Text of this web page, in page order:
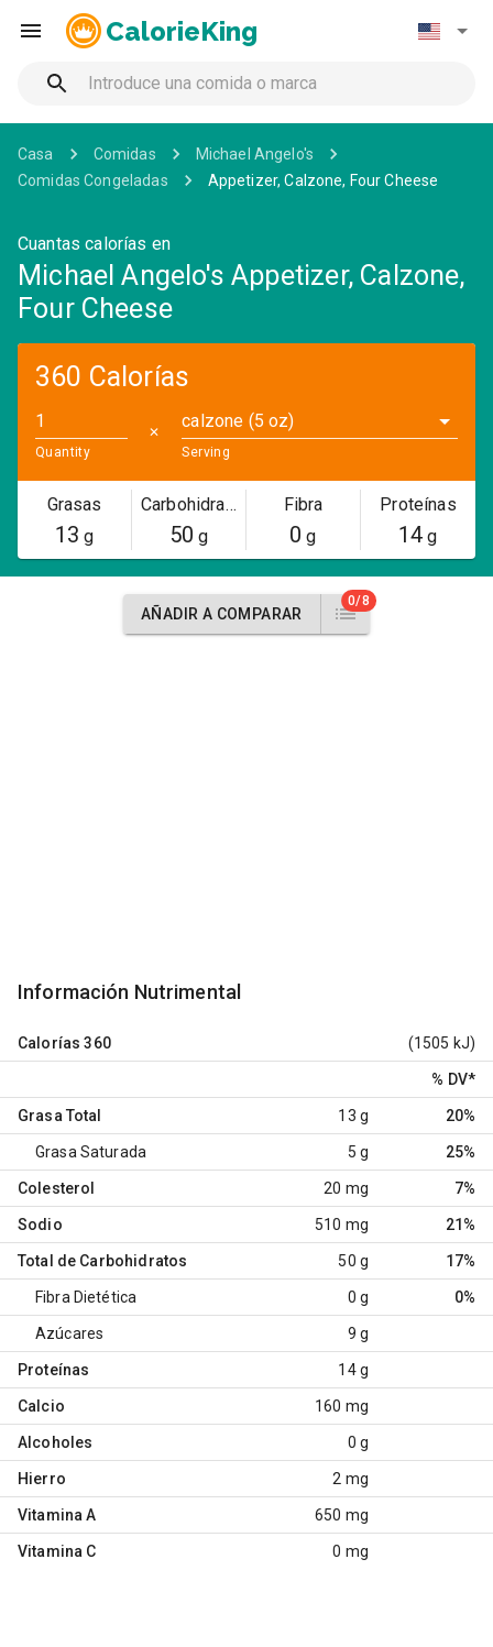
CalorieKing
Casa Comidas
Michael Angelo's
Comidas Congeladas
Appetizer, Calzone, Four Cheese
Cuantas calorías en
Michael Angelo's Appetizer, Calzone,
Four Cheese
360 Calorías
Quantity
✕
calzone (5 oz)
Serving
Grasas
13 g
Carbohidratos
50 g
Fibra
0 g
Proteínas
14 g
AÑADIR A COMPARAR
0/8
Información Nutrimental
Calorías 360 (1505 kJ)
% DV*
Grasa Total 13 g 20%
Grasa Saturada 5 g 25%
Colesterol 20 mg 7%
Sodio 510 mg 21%
Total de Carbohidratos 50 g 17%
Fibra Dietética 0 g 0%
Azúcares 9 g
Proteínas 14 g
Calcio 160 mg
Alcoholes 0 g
Hierro 2 mg
Vitamina A 650 mg
Vitamina C 0 mg